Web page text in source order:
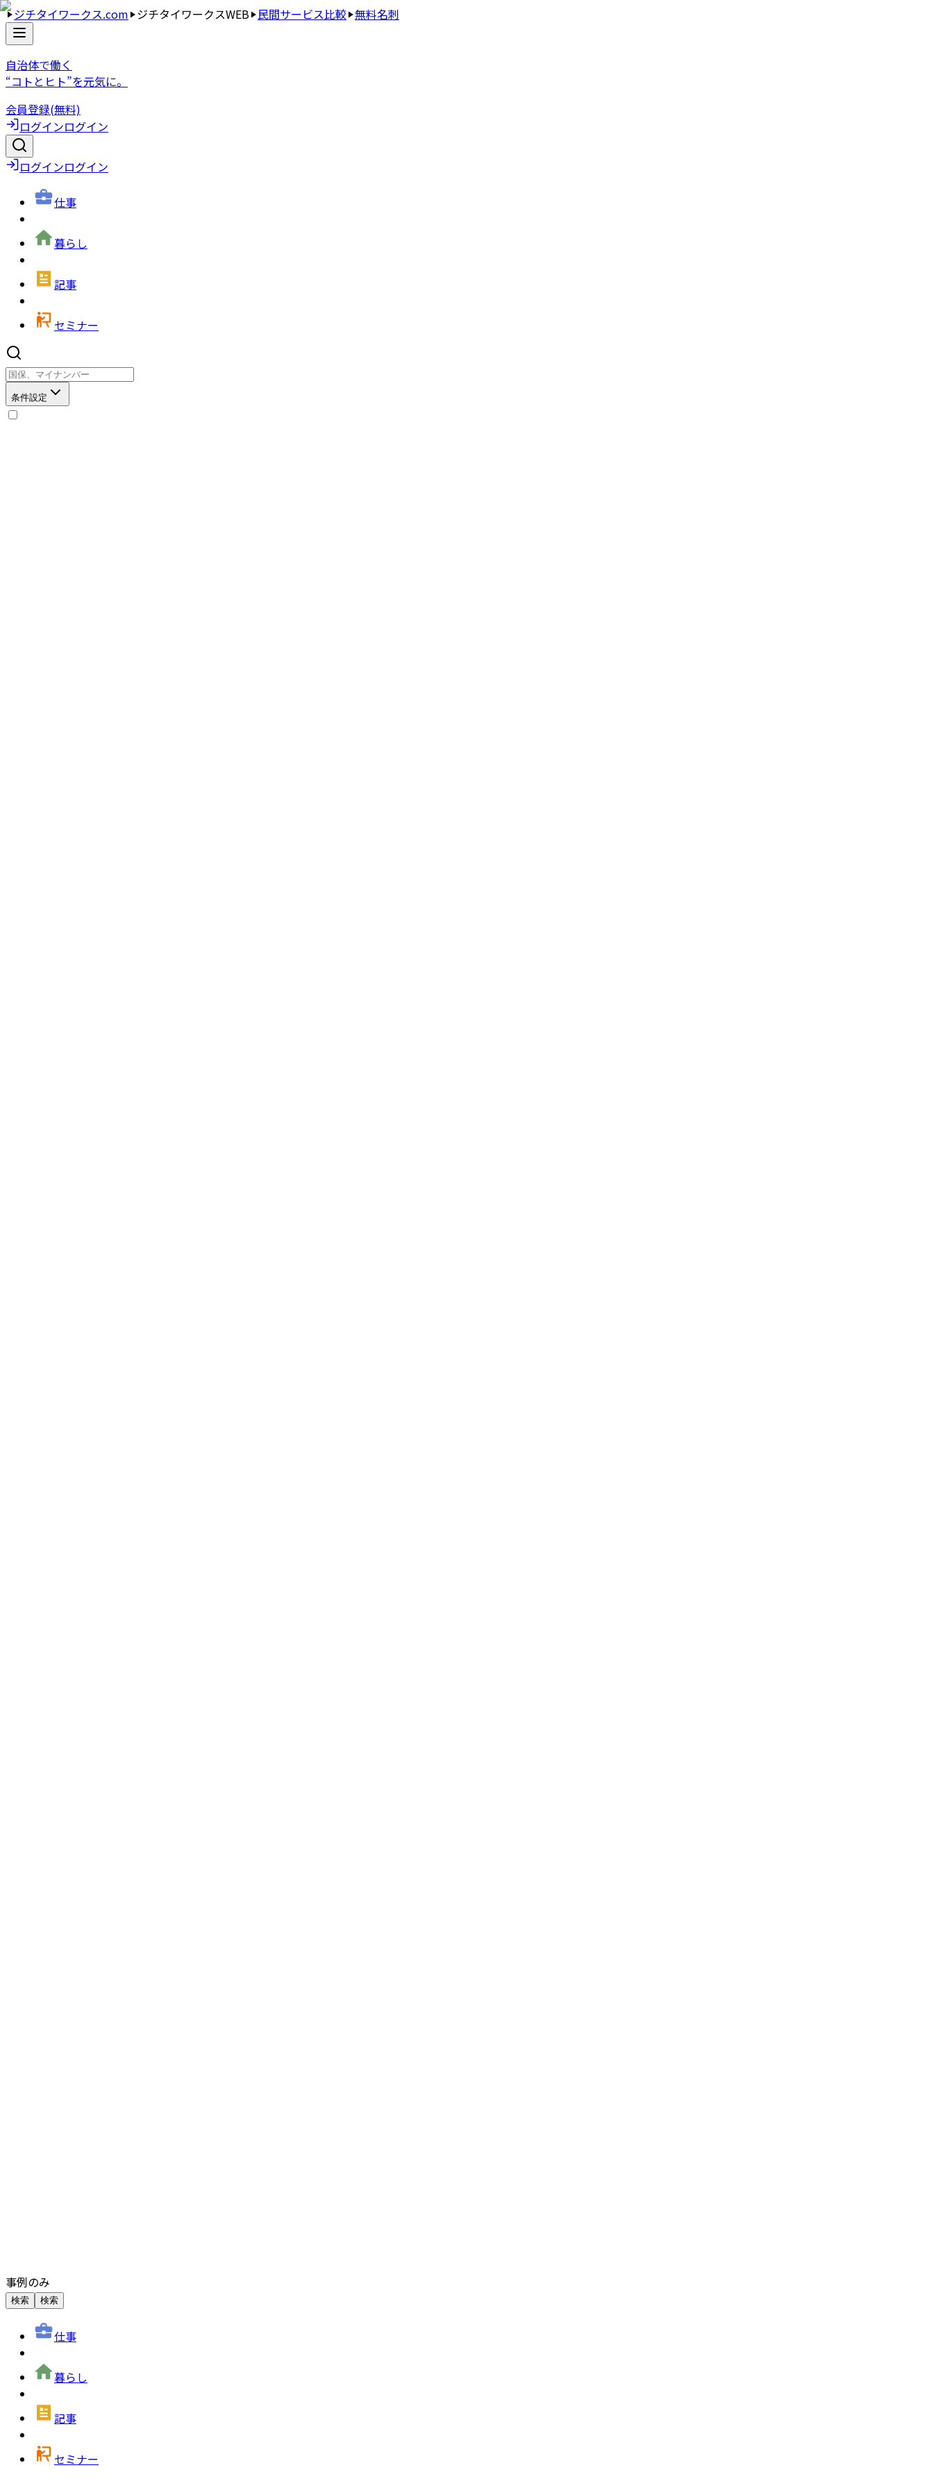
ジチタイワークス.com ジチタイワークスWEB 民間サービス比較 無料名刺
自治体で働く
“コトとヒト”を元気に。
会員登録(無料)
ログインログイン
ログインログイン
仕事
暮らし
記事
セミナー
条件設定
事例のみ
検索 検索
仕事
暮らし
記事
セミナー